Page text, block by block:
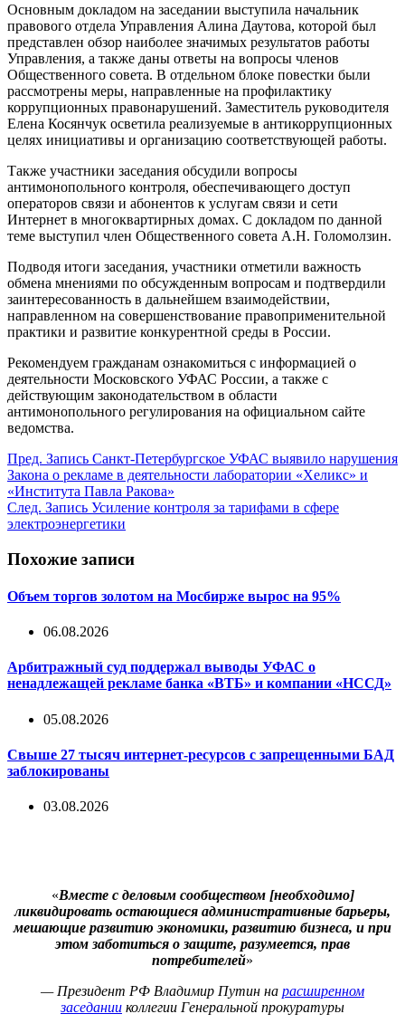
Основным докладом на заседании выступила начальник
правового отдела Управления Алина Даутова, которой был
представлен обзор наиболее значимых результатов работы
Управления, а также даны ответы на вопросы членов
Общественного совета. В отдельном блоке повестки были
рассмотрены меры, направленные на профилактику
коррупционных правонарушений. Заместитель руководителя
Елена Косянчук осветила реализуемые в антикоррупционных
целях инициативы и организацию соответствующей работы.
Также участники заседания обсудили вопросы
антимонопольного контроля, обеспечивающего доступ
операторов связи и абонентов к услугам связи и сети
Интернет в многоквартирных домах. С докладом по данной
теме выступил член Общественного совета А.Н. Голомолзин.
Подводя итоги заседания, участники отметили важность
обмена мнениями по обсужденным вопросам и подтвердили
заинтересованность в дальнейшем взаимодействии,
направленном на совершенствование правоприменительной
практики и развитие конкурентной среды в России.
Рекомендуем гражданам ознакомиться с информацией о
деятельности Московского УФАС России, а также с
действующим законодательством в области
антимонопольного регулирования на официальном сайте
ведомства.
Пред. Запись Санкт-Петербургское УФАС выявило нарушения
Закона о рекламе в деятельности лаборатории «Хеликс» и
«Института Павла Ракова»
След. Запись Усиление контроля за тарифами в сфере
электроэнергетики
Похожие записи
Объем торгов золотом на Мосбирже вырос на 95%
06.08.2026
Арбитражный суд поддержал выводы УФАС о
ненадлежащей рекламе банка «ВТБ» и компании «НССД»
05.08.2026
Свыше 27 тысяч интернет-ресурсов с запрещенными БАД
заблокированы
03.08.2026
«Вместе с деловым сообществом [необходимо]
ликвидировать остающиеся административные барьеры,
мешающие развитию экономики, развитию бизнеса, и при
этом заботиться о защите, разумеется, прав
потребителей»
— Президент РФ Владимир Путин на расширенном
заседании коллегии Генеральной прокуратуры